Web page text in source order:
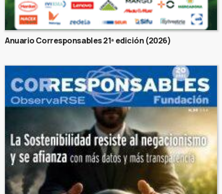
Anuario Corresponsables 21ª edición (2026)